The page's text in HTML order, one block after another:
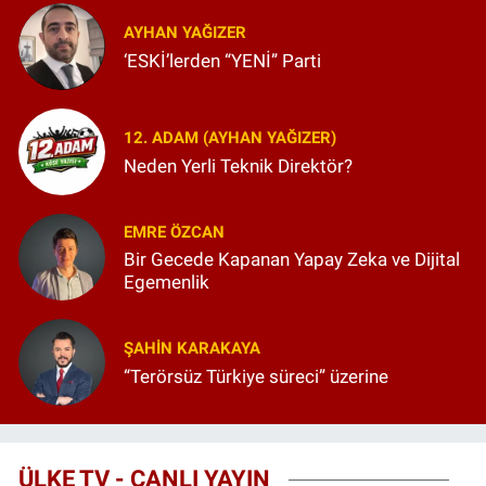
AYHAN YAĞIZER
‘ESKİ’lerden “YENİ” Parti
12. ADAM (AYHAN YAĞIZER)
Neden Yerli Teknik Direktör?
EMRE ÖZCAN
Bir Gecede Kapanan Yapay Zeka ve Dijital
Egemenlik
ŞAHIN KARAKAYA
“Terörsüz Türkiye süreci” üzerine
ÜLKE TV - CANLI YAYIN